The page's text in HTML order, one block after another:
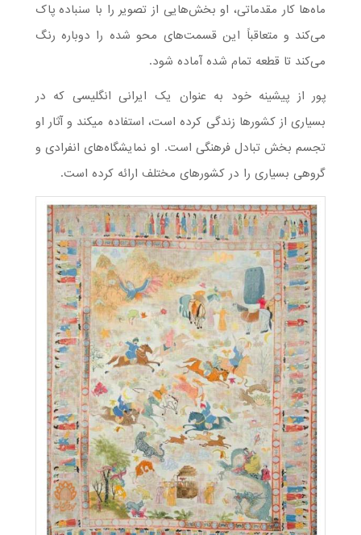
ماه‌ها کار مقدماتی، او بخش‌هایی از تصویر را با سنباده پاک
می‌کند و متعاقباً این قسمت‌های محو شده را دوباره رنگ
می‌کند تا قطعه تمام شده آماده شود.
پور از پیشینه خود به عنوان یک ایرانی انگلیسی که در
بسیاری از کشورها زندگی کرده است، استفاده می‎کند و آثار او
تجسم بخش تبادل فرهنگی است. او نمایشگاه‌های انفرادی و
گروهی بسیاری را در کشورهای مختلف ارائه کرده است.